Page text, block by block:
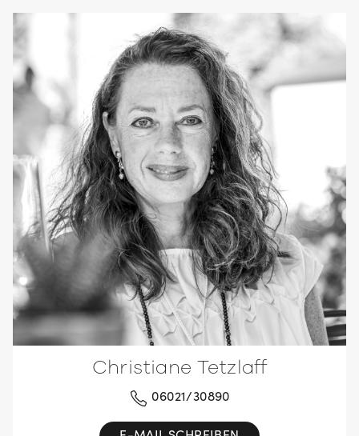
Christiane Tetzlaff
06021/30890